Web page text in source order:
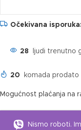
Očekivana isporuka:
28 ljudi trenutno
20 komada prodato
Mogućnost plaćanja na
Nismo roboti.